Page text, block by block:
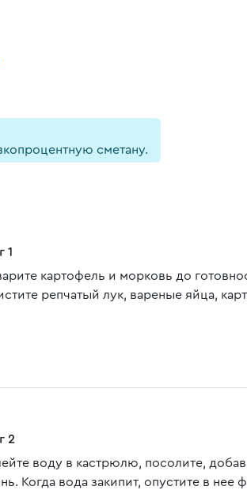
сметану.
1
картофель и морковь до
репчатый лук, вареные яйца,
2
воду в кастрюлю, посолите,
Когда вода закипит, опустите в